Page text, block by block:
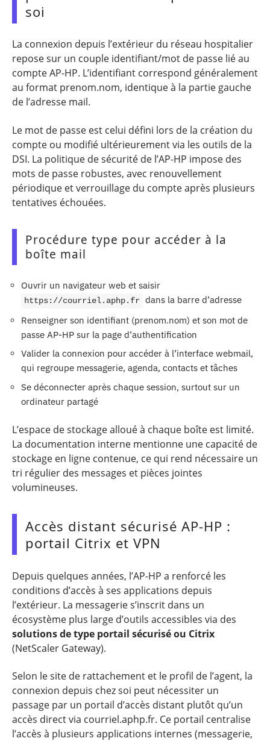
soi
La connexion depuis l’extérieur du réseau hospitalier
repose sur un couple identifiant/mot de passe lié au
compte AP-HP. L’identifiant correspond généralement
au format prenom.nom, identique à la partie gauche
de l’adresse mail.
Le mot de passe est celui défini lors de la création du
compte ou modifié ultérieurement via les outils de la
DSI. La politique de sécurité de l’AP-HP impose des
mots de passe robustes, avec renouvellement
périodique et verrouillage du compte après plusieurs
tentatives échouées.
Procédure type pour accéder à la
boîte mail
Ouvrir un navigateur web et saisir
https://courriel.aphp.fr dans la barre d’adresse
Renseigner son identifiant (prenom.nom) et son mot de
passe AP-HP sur la page d’authentification
Valider la connexion pour accéder à l’interface webmail,
qui regroupe messagerie, agenda, contacts et tâches
Se déconnecter après chaque session, surtout sur un
ordinateur partagé
L’espace de stockage alloué à chaque boîte est limité.
La documentation interne mentionne une capacité de
stockage en ligne contenue, ce qui rend nécessaire un
tri régulier des messages et pièces jointes
volumineuses.
Accès distant sécurisé AP-HP :
portail Citrix et VPN
Depuis quelques années, l’AP-HP a renforcé les
conditions d’accès à ses applications depuis
l’extérieur. La messagerie s’inscrit dans un
écosystème plus large d’outils accessibles via des
solutions de type portail sécurisé ou Citrix
(NetScaler Gateway).
Selon le site de rattachement et le profil de l’agent, la
connexion depuis chez soi peut nécessiter un
passage par un portail d’accès distant plutôt qu’un
accès direct via courriel.aphp.fr. Ce portail centralise
l’accès à plusieurs applications internes (messagerie,